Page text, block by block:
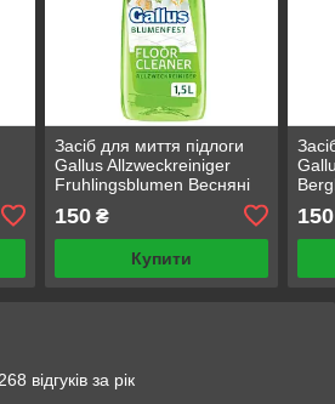
Засіб для миття підлоги
Gallus Allzweckreiniger
Fruhlingsblumen Весняні
150₴
Купити
150
відгуків за рік